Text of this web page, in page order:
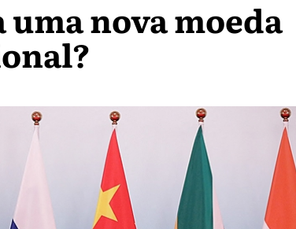
nova moeda